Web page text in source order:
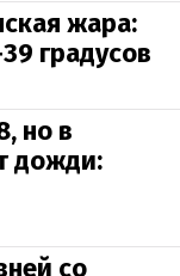
жара:
градусов
но в
дожди:
со